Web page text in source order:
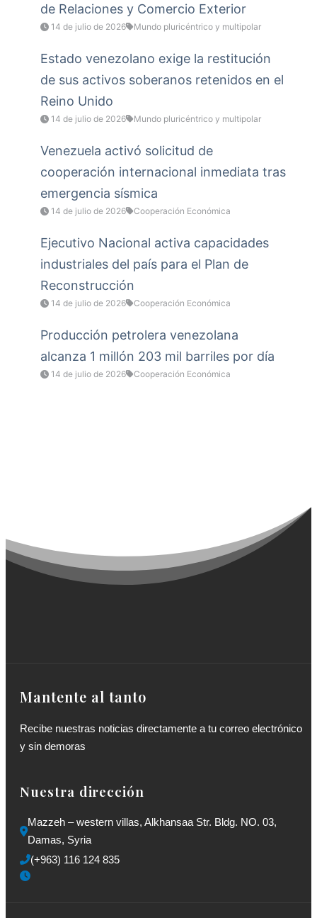
de Relaciones y Comercio Exterior
14 de julio de 2026 Mundo pluricéntrico y multipolar
Estado venezolano exige la restitución
de sus activos soberanos retenidos en el
Reino Unido
14 de julio de 2026 Mundo pluricéntrico y multipolar
Venezuela activó solicitud de
cooperación internacional inmediata tras
emergencia sísmica
14 de julio de 2026 Cooperación Económica
Ejecutivo Nacional activa capacidades
industriales del país para el Plan de
Reconstrucción
14 de julio de 2026 Cooperación Económica
Producción petrolera venezolana
alcanza 1 millón 203 mil barriles por día
14 de julio de 2026 Cooperación Económica
Mantente al tanto
Recibe nuestras noticias directamente a tu correo electrónico
y sin demoras
Nuestra dirección
Mazzeh – western villas, Alkhansaa Str. Bldg. NO. 03,
Damas, Syria
(+963) 116 124 835